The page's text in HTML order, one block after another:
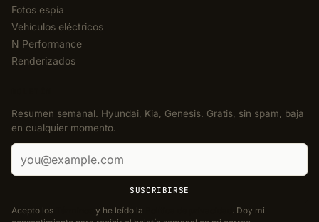
Fotos espía
Vehículos eléctricos
N Performance
Renderizados
Resumen semanal. Hyundai, Kia, Genesis. Gratis, sin spam, baja
en cualquier momento.
Correo electrónico
SUSCRIBIRSE
Acepto los y he leído la
. Doy mi